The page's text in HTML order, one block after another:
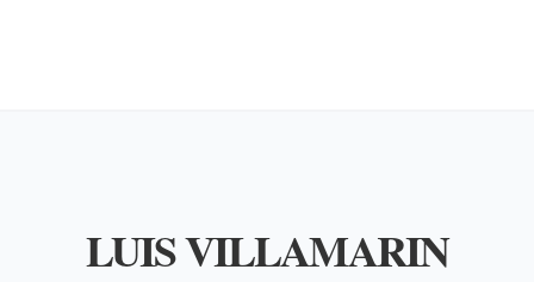
LUIS VILLAMARIN